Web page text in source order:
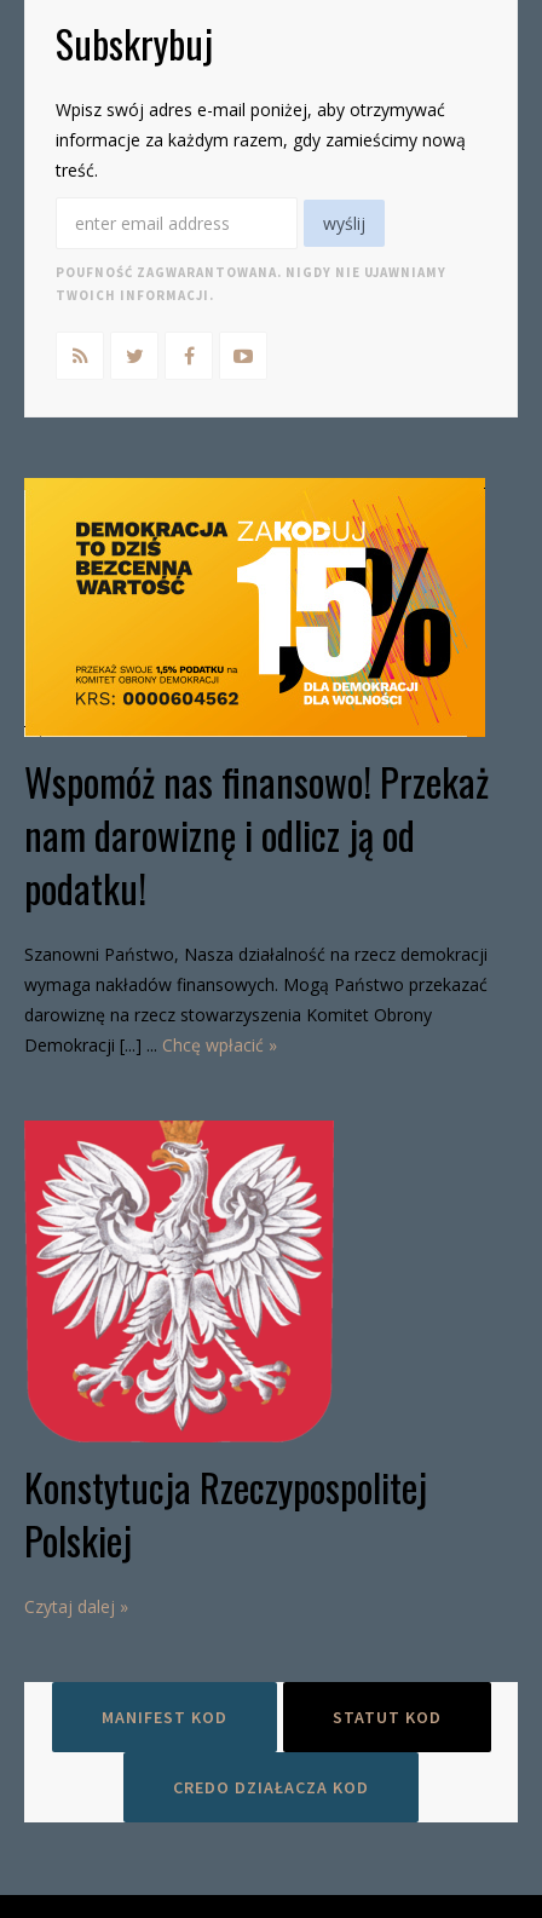
Subskrybuj
Wpisz swój adres e-mail poniżej, aby otrzymywać
informacje za każdym razem, gdy zamieścimy nową
treść.
POUFNOŚĆ ZAGWARANTOWANA. NIGDY NIE UJAWNIAMY
TWOICH INFORMACJI.
Wspomóż nas finansowo! Przekaż
nam darowiznę i odlicz ją od
podatku!
Szanowni Państwo, Nasza działalność na rzecz demokracji
wymaga nakładów finansowych. Mogą Państwo przekazać
darowiznę na rzecz stowarzyszenia Komitet Obrony
Demokracji [...] ... Chcę wpłacić »
Konstytucja Rzeczypospolitej
Polskiej
Czytaj dalej »
MANIFEST KOD STATUT KOD
CREDO DZIAŁACZA KOD